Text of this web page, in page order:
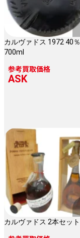
カルヴァドス 1972 40％
700ml
参考買取価格
ASK
カルヴァドス 2本セット